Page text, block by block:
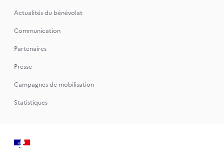
Actualités du bénévolat
Communication
Partenaires
Presse
Campagnes de mobilisation
Statistiques